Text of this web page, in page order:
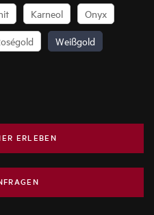
Karneol
Onyx
Weißgold
ERLEBEN